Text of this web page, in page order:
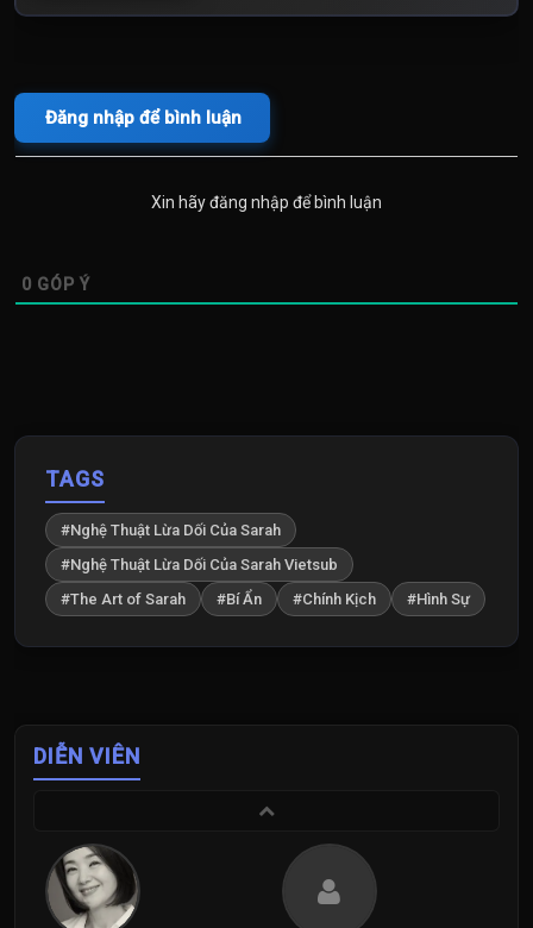
Đăng nhập để bình luận
Xin hãy đăng nhập để bình luận
0 GÓP Ý
TAGS
#Nghệ Thuật Lừa Dối Của Sarah
#Nghệ Thuật Lừa Dối Của Sarah Vietsub
#The Art of Sarah
#Bí Ẩn #Chính Kịch #Hình Sự
DIỄN VIÊN